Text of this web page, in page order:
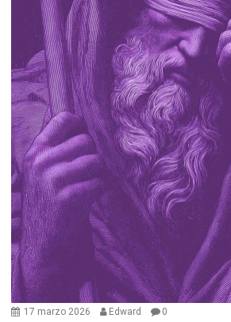
17 marzo 2026 Edward 0